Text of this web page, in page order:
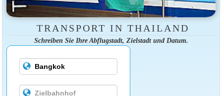
TRANSPORT IN THAILAND
Schreiben Sie Ihre Abflugstadt, Zielstadt und Datum.